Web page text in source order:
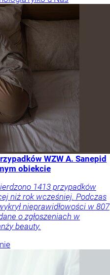
WZW A. Sanepid
obiekcie
1413 przypadków
niż rok wcześniej. Podczas
nieprawidłowości w 807
o zgłoszeniach w
beauty.